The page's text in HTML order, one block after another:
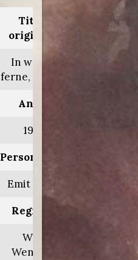
Titolo
originale:
In weiter
ferne, so nah!
Anno:
1993
Personaggio:
Emit Flesti
Regia di:
Wim
Wenders